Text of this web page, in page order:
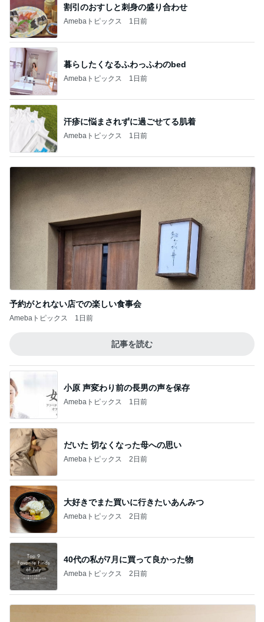
割引のおすしと刺身の盛り合わせ
Amebaトピックス 1日前
暮らしたくなるふわっふわのbed
Amebaトピックス 1日前
汗疹に悩まされずに過ごせてる肌着
Amebaトピックス 1日前
予約がとれない店での楽しい食事会
Amebaトピックス 1日前
記事を読む
小原 声変わり前の長男の声を保存
Amebaトピックス 1日前
だいた 切なくなった母への思い
Amebaトピックス 2日前
大好きでまた買いに行きたいあんみつ
Amebaトピックス 2日前
40代の私が7月に買って良かった物
Amebaトピックス 2日前